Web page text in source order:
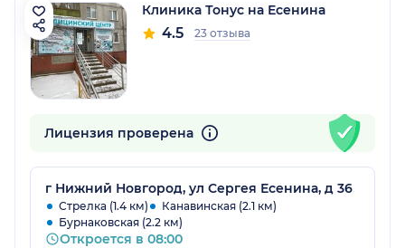
Клиника Тонус на Есенина
4.5 23 отзыва
Лицензия проверена
г Нижний Новгород, ул Сергея Есенина, д 36
Стрелка (1.4 км)
Канавинская (2.1 км)
Бурнаковская (2.2 км)
Откроется в 08:00